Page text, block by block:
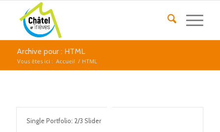
Archive pour : HTML
Vous êtes ici : Accueil / HTML
Single Portfolio: 2/3 Slider